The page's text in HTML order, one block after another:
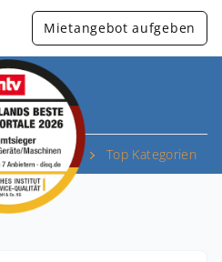
Mietangebot aufgeben
Top Kategorien